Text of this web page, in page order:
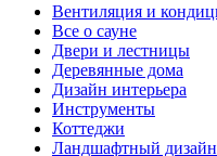
Вентиляция и
Все о сауне
Двери и лестницы
Деревянные дома
Дизайн интерьера
Инструменты
Коттеджи
Ландшафтный дизайн